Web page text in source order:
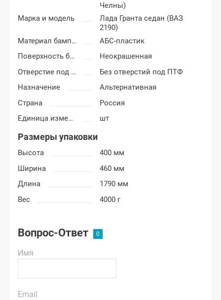
Челны)
Марка и модель
Лада Гранта седан (ВАЗ
2190)
Материал бампера
АБС-пластик
Поверхность бампера
Неокрашенная
Отверстие под ПТФ
Без отверстий под ПТФ
Назначение
Альтернативная
Страна
Россия
Единица измерения
шт
Размеры упаковки
Высота
400 мм
Ширина
460 мм
Длина
1790 мм
Вес
4000 г
Вопрос-Ответ
Имя
Email